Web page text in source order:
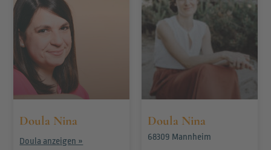
Doula Nina
Doula anzeigen »
Doula Nina
68309 Mannheim